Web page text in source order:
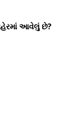
આવેલું છે?